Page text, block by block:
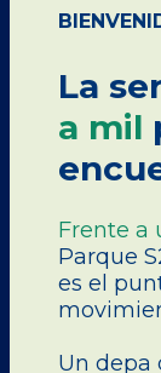
La
a mil
Frente a
Parque
es el
Un depa